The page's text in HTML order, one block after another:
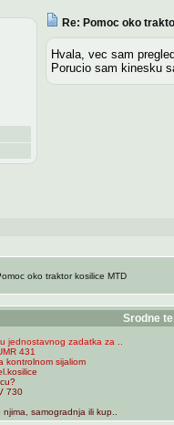
Re: Pomoc oko
Hvala, vec sam
Porucio sam kinesku
oko traktor kosilice MTD
Srodne
jednostavnog zadatka za ..
431
kontrolnom sijaliom
730
samogradnja ili kup..